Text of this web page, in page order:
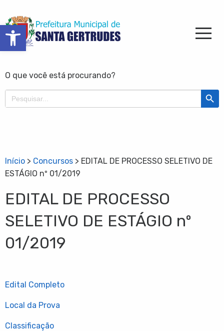
Barra de Ferramentas Aberta
O que você está procurando?
Search
for:
Search
Início > Concursos > EDITAL DE PROCESSO SELETIVO DE
ESTÁGIO nº 01/2019
EDITAL DE PROCESSO
SELETIVO DE ESTÁGIO nº
01/2019
Edital Completo
Local da Prova
Classificação